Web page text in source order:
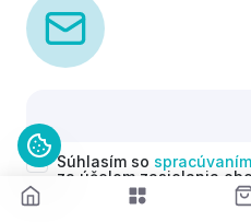
Súhlasím so
za účelom zasielania
(newsletterov) v súlade
Nariadenia GDPR. Svoj